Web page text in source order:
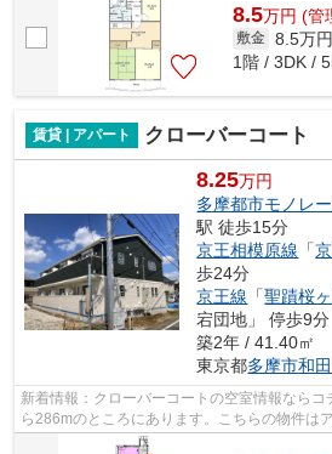
8.5万円 (管
敷金 8.5万円
1階 / 3DK /
賃貸 | アパート クローバーコート
8.25万円
多摩都市モノレ
駅 徒歩15分
京王相模原線 「
歩24分
京王線 「聖蹟桜
宕団地」 停歩9分
築2年 / 41.40㎡
東京都多摩市和田
新着情報：クローバーコートの空室情報なら
ら286mのところにあります。こちらの物件は
分のところにある物件はいかがでしょう...